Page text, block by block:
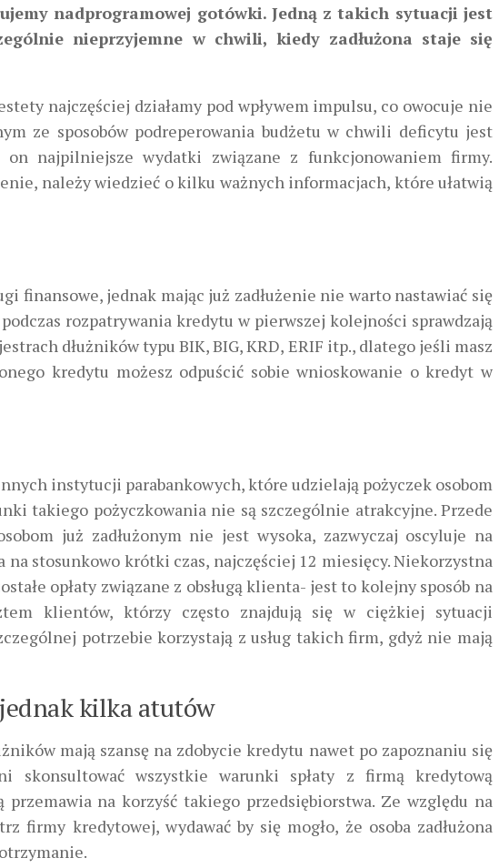
nadprogramowej gotówki. Jedną z takich sytuacji jest
nieprzyjemne w chwili, kiedy zadłużona staje się
najczęściej działamy pod wpływem impulsu, co owocuje nie
ze sposobów podreperowania budżetu w chwili deficytu jest
on najpilniejsze wydatki związane z funkcjonowaniem firmy.
należy wiedzieć o kilku ważnych informacjach, które ułatwią
finansowe, jednak mając już zadłużenie nie warto nastawiać się
rozpatrywania kredytu w pierwszej kolejności sprawdzają
dłużników typu BIK, BIG, KRD, ERIF itp., dlatego jeśli masz
kredytu możesz odpuścić sobie wnioskowanie o kredyt w
instytucji parabankowych, które udzielają pożyczek osobom
takiego pożyczkowania nie są szczególnie atrakcyjne. Przede
już zadłużonym nie jest wysoka, zazwyczaj oscyluje na
stosunkowo krótki czas, najczęściej 12 miesięcy. Niekorzystna
opłaty związane z obsługą klienta- jest to kolejny sposób na
klientów, którzy często znajdują się w ciężkiej sytuacji
potrzebie korzystają z usług takich firm, gdyż nie mają
kilka atutów
mają szansę na zdobycie kredytu nawet po zapoznaniu się
wszystkie warunki spłaty z firmą kredytową
na korzyść takiego przedsiębiorstwa. Ze względu na
kredytowej, wydawać by się mogło, że osoba zadłużona